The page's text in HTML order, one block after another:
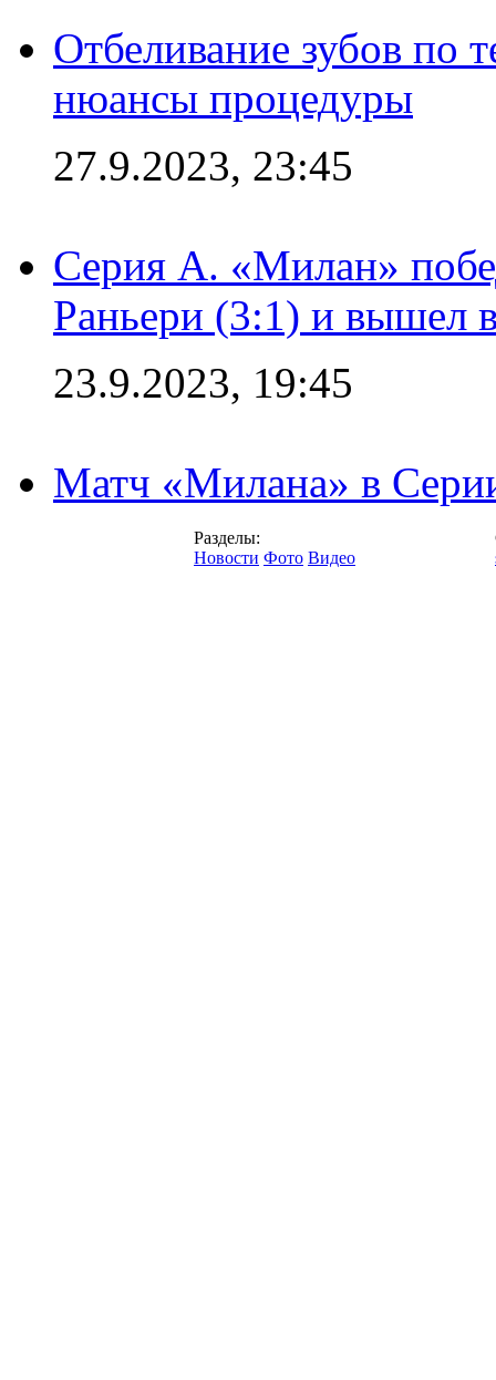
Отбеливание зубов по
нюансы процедуры
27.9.2023, 23:45
Серия А. «Милан»
Раньери (3:1) и вышел
23.9.2023, 19:45
Матч «Милана» в
Разделы:
Новости Фото Видео